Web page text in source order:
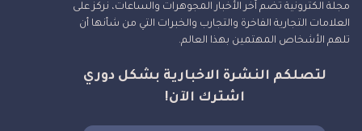
مجلة الكترونية تضم آخر الأخبار المجوهرات والساعات، نركز على
العلامات التجارية الفاخرة والتجارب والخبرات التي من شأنها أن
تلهم الأشخاص المهتمين بهذا العالم.
لتصلكم النشرة الاخبارية بشكل دوري
اشترك الآن!